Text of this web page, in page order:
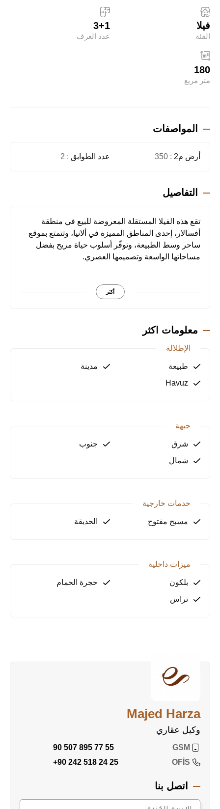
فيلا
الفئة
3+1
عدد الغرف
180
متر مربع
المواصفات
أرض م2 : 350 عدد الطوابق : 2
التفاصيل
تقع هذه الفيلا المستقلة المعروضة للبيع في منطقة
أفسالار، إحدى المناطق المميزة في ألانيا، وتتمتع بموقع
ساحر وسط الطبيعة، وتوفّر أسلوب حياة مريح بفضل
مساحاتها الواسعة وتصميمها العصري.
عصري يوفّر أقصى درجات الراحة.
بفضل الحديقة والبنية المستقلة.
إطلالة على البحر: استمتع بمنظر البحر الأبيض المتوسط
مسبح خاص: منطقة مسبح خاصة لقضاء أوقات ممتعة مع
الوصول إليه.
تُعد أفسالار من أكثر المناطق جذبًا في ألانيا، بفضل
مثاليًا للسكن أو الاستثمار.
لماذا هذه الفيلا؟
تقع في منطقة ذات قيمة استثمارية مرتفعة.
للمزيد من المعلومات أو لترتيب موعد لمعاينة هذه الفيلا
المميزة عن قرب، لا تتردد في التواصل معنا الآن!
أكثر
معلومات اكثر
الإطلالة
طبيعة
مدينة
Havuz
جبهة
شرق
جنوب
شمال
خدمات خارجية
مسبح مفتوح الحديقة
ميزات داخلية
بلكون
حجرة الحمام
تراس
Majed Harza
وكيل عقاري
GSM
90 507 895 77 55
OFİS
+90 242 518 24 25
اتصل بنا